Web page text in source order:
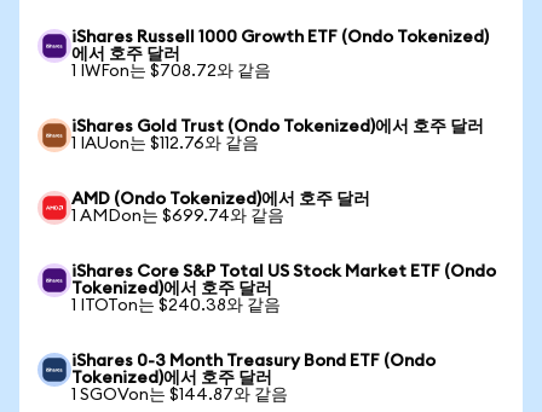
iShares Russell 1000 Growth ETF (Ondo Tokenized)
에서 호주 달러
1 IWFon는 $708.72와 같음
iShares Gold Trust (Ondo Tokenized)에서 호주 달러
1 IAUon는 $112.76와 같음
AMD (Ondo Tokenized)에서 호주 달러
1 AMDon는 $699.74와 같음
iShares Core S&P Total US Stock Market ETF (Ondo
Tokenized)에서 호주 달러
1 ITOTon는 $240.38와 같음
iShares 0-3 Month Treasury Bond ETF (Ondo
Tokenized)에서 호주 달러
1 SGOVon는 $144.87와 같음